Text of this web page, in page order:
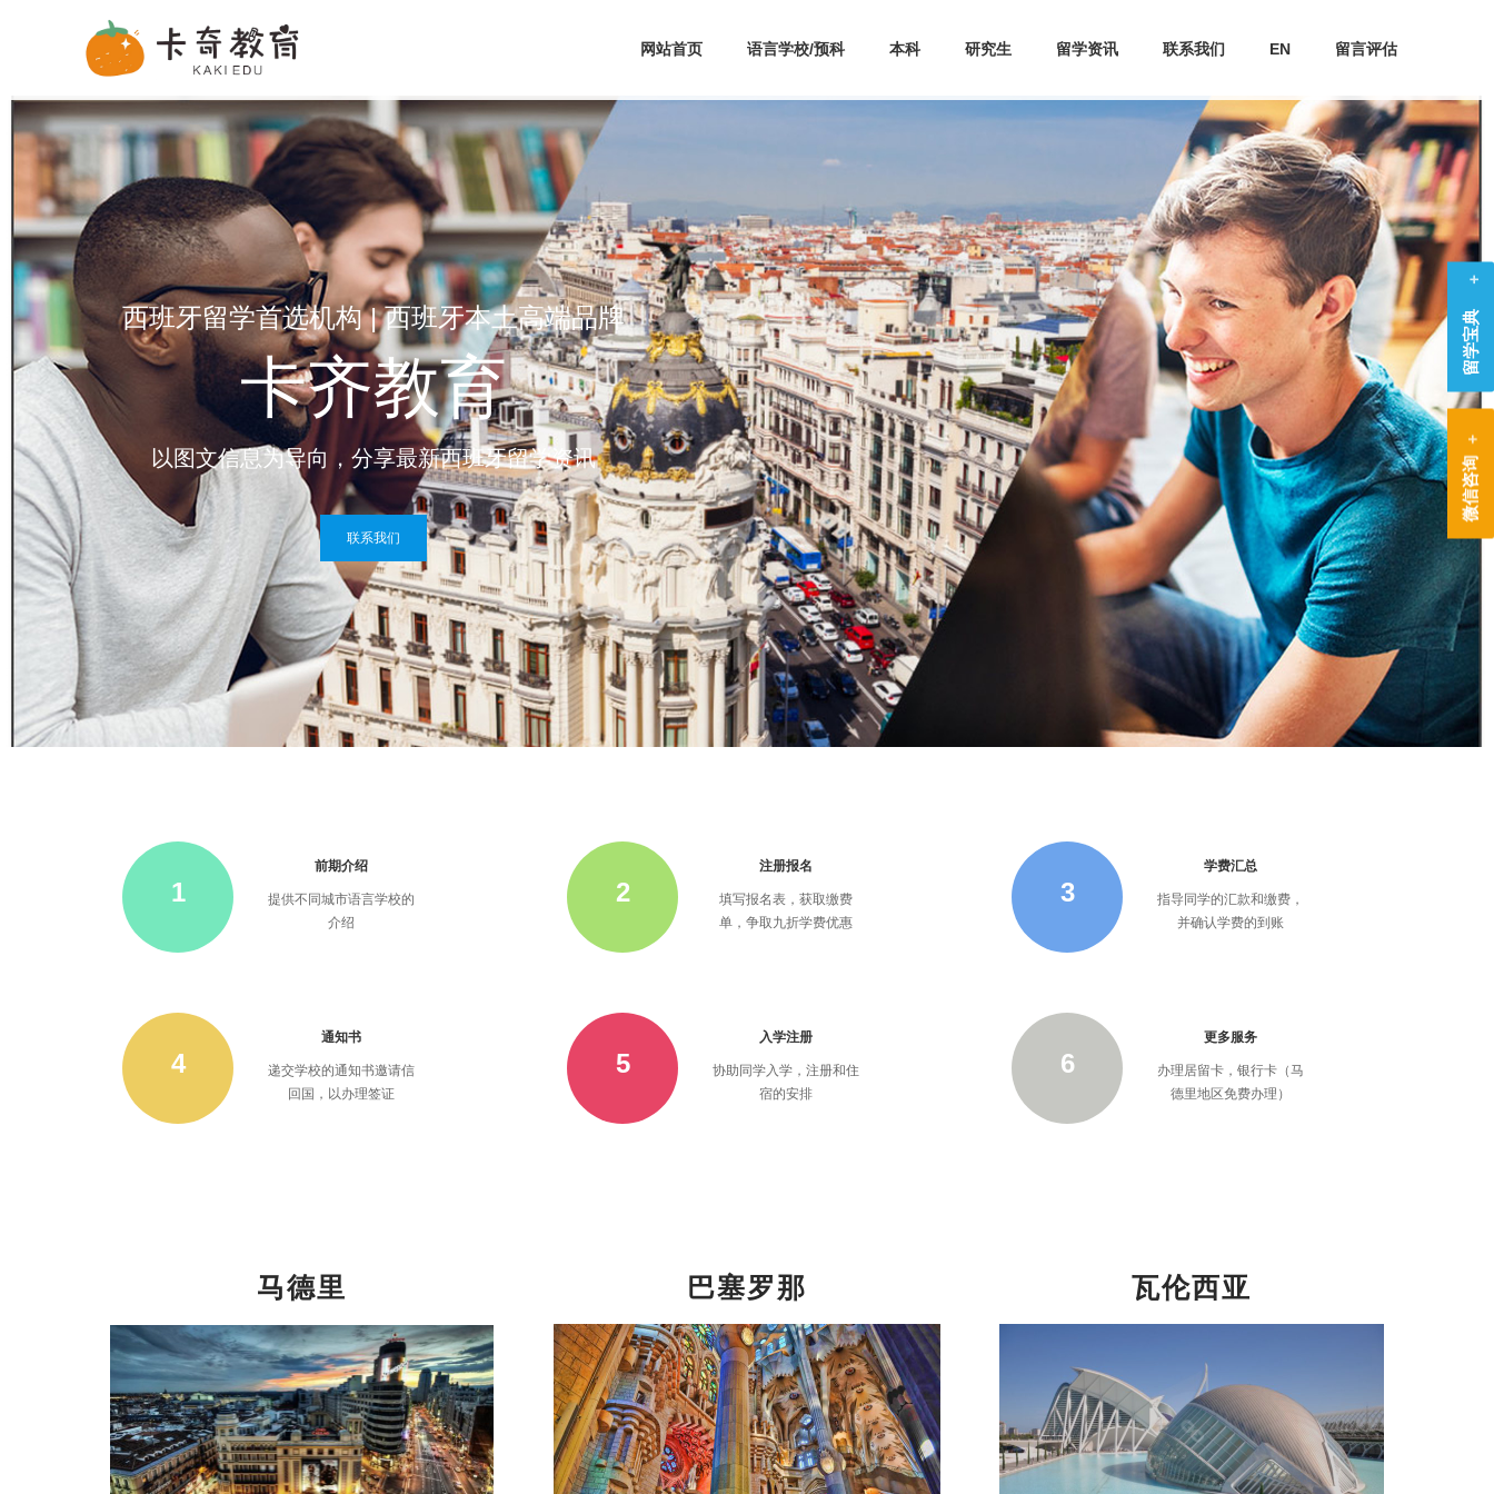
网站首页 语言学校/预科 本科 研究生 留学资讯 联系我们 EN 留言评估
西班牙留学首选机构 | 西班牙本土高端品牌
卡齐教育
以图文信息为导向，分享最新西班牙留学资讯
联系我们
1
前期介绍
提供不同城市语言学校的
介绍
2
注册报名
填写报名表，获取缴费
单，争取九折学费优惠
3
学费汇总
指导同学的汇款和缴费，
并确认学费的到账
4
通知书
递交学校的通知书邀请信
回国，以办理签证
5
入学注册
协助同学入学，注册和住
宿的安排
6
更多服务
办理居留卡，银行卡（马
德里地区免费办理）
马德里 巴塞罗那 瓦伦西亚
留学宝典
微信咨询